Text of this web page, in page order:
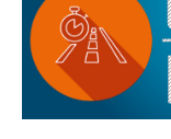
Roma
Roma
Rendeletek